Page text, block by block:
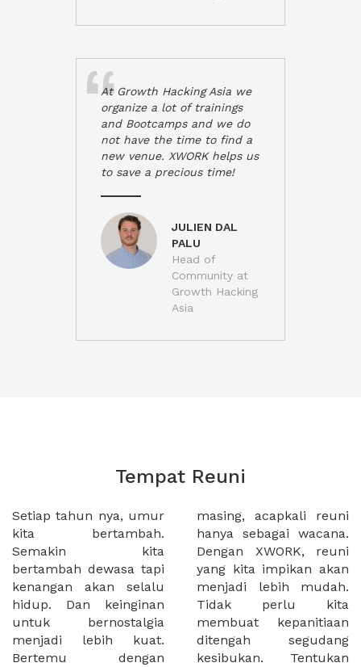
At Growth Hacking Asia we
organize a lot of trainings
and Bootcamps and we do
not have the time to find a
new venue. XWORK helps us
to save a precious time!
JULIEN DAL
PALU
Head of
Community at
Growth Hacking
Asia
Tempat Reuni
Setiap tahun nya, umur
kita bertambah.
Semakin kita
bertambah dewasa tapi
kenangan akan selalu
hidup. Dan keinginan
untuk bernostalgia
menjadi lebih kuat.
Bertemu dengan
masing, acapkali reuni
hanya sebagai wacana.
Dengan XWORK, reuni
yang kita impikan akan
menjadi lebih mudah.
Tidak perlu kita
membuat kepanitiaan
ditengah segudang
kesibukan. Tentukan